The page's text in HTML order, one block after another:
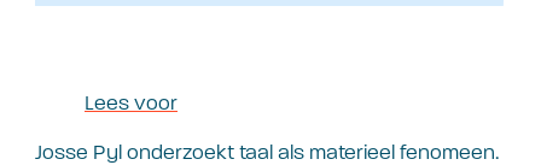
Lees voor
Josse Pyl onderzoekt taal als materieel fenomeen.